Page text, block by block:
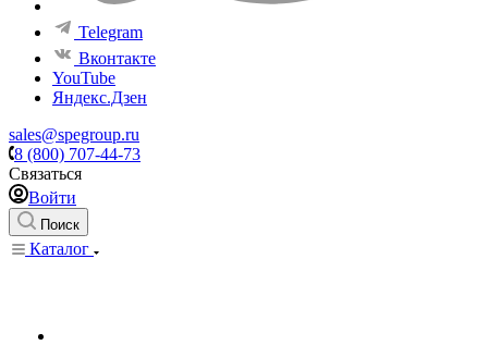
Telegram
Вконтакте
YouTube
Яндекс.Дзен
sales@spegroup.ru
8 (800) 707-44-73
Связаться
Войти
Поиск
Каталог